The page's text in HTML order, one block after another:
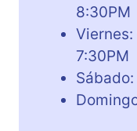
8:30PM
7:30PM